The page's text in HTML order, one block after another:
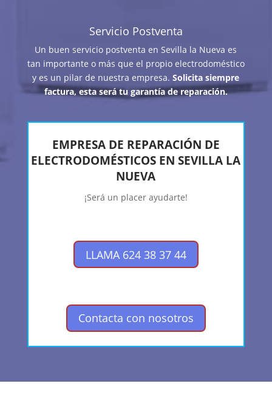
Servicio Postventa
Un buen servicio postventa en Sevilla la Nueva es
tan importante o más que el propio electrodoméstico
y es un pilar de nuestra empresa.Solicita siempre
factura, esta será tu garantía de reparación.
EMPRESA DE REPARACIÓN DE
ELECTRODOMÉSTICOS EN SEVILLA LA
NUEVA
¡Será un placer ayudarte!
LLAMA 624 38 37 44
Contacta con nosotros